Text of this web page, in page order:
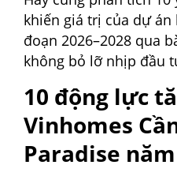
khiến giá trị của dự
đoạn 2026–2028 qua
không bỏ lỡ nhịp đầu
10 động lực
Vinhomes
Paradise